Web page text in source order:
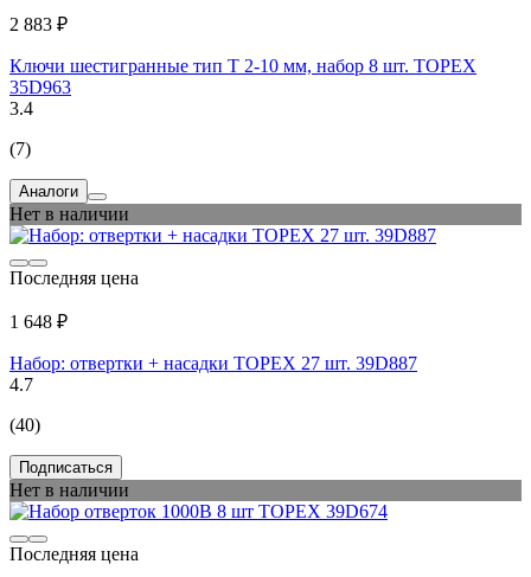
2 883 ₽
Ключи шестигранные тип Т 2-10 мм, набор 8 шт. TOPEX
35D963
3.4
(7)
Аналоги
Нет в наличии
Последняя цена
1 648 ₽
Набор: отвертки + насадки TOPEX 27 шт. 39D887
4.7
(40)
Подписаться
Нет в наличии
Последняя цена